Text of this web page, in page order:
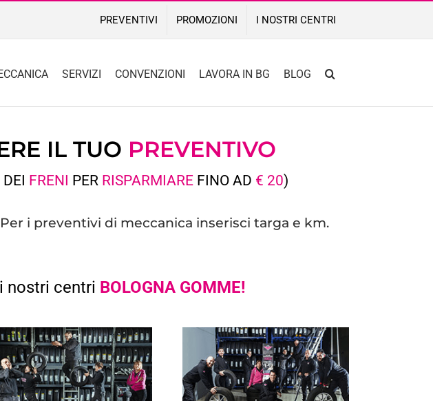
PREVENTIVI PROMOZIONI I NOSTRI CENTRI
SERVIZI CONVENZIONI LAVORA IN BG BLOG
IL TUO PREVENTIVO
FRENI PER RISPARMIAREFINO AD € 20)
i preventivi di meccanica inserisci targa e km.
nostri centri BOLOGNA GOMME!